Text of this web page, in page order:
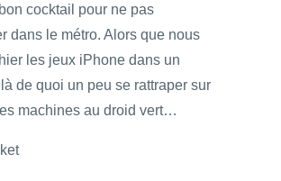
cocktail pour ne pas
dans le métro. Alors que nous
les jeux iPhone dans un
de quoi un peu se rattraper sur
machines au droid vert…